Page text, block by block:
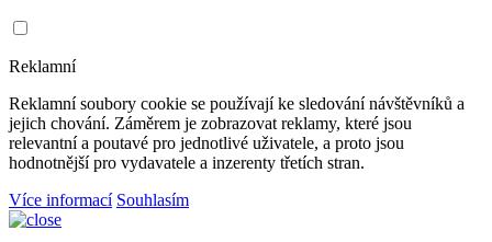
Reklamní
Reklamní soubory cookie se používají ke sledování návštěvníků a
jejich chování. Záměrem je zobrazovat reklamy, které jsou
relevantní a poutavé pro jednotlivé uživatele, a proto jsou
hodnotnější pro vydavatele a inzerenty třetích stran.
Více informací Souhlasím